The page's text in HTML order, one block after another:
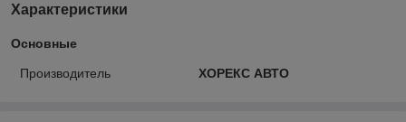
Характеристики
Основные
Производитель ХОРЕКС АВТО